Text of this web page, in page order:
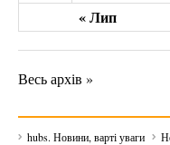
« Лип
Весь архів »
hubs. Новини, варті уваги